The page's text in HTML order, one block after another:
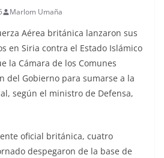
Marlom Umaña
Aérea británica lanzaron sus
en Siria contra el Estado Islámico
la Cámara de los Comunes
del Gobierno para sumarse a la
según el ministro de Defensa,
oficial británica, cuatro
despegaron de la base de